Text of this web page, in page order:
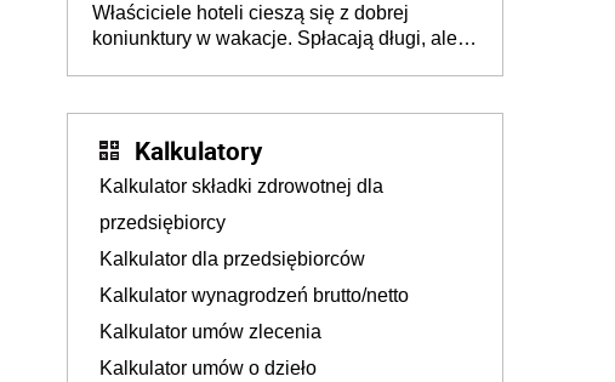
tam, gdzie wielu spędzi urlop po cichu
Właściciele hoteli cieszą się z dobrej
koniunktury w wakacje. Spłacają długi, ale
Kalkulatory
Kalkulator składki zdrowotnej dla
przedsiębiorcy
Kalkulator dla przedsiębiorców
Kalkulator wynagrodzeń brutto/netto
Kalkulator umów zlecenia
Kalkulator umów o dzieło